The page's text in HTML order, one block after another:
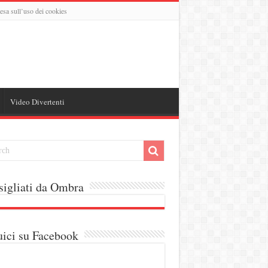
sull’uso dei cookies
Video Divertenti
da Ombra
su Facebook